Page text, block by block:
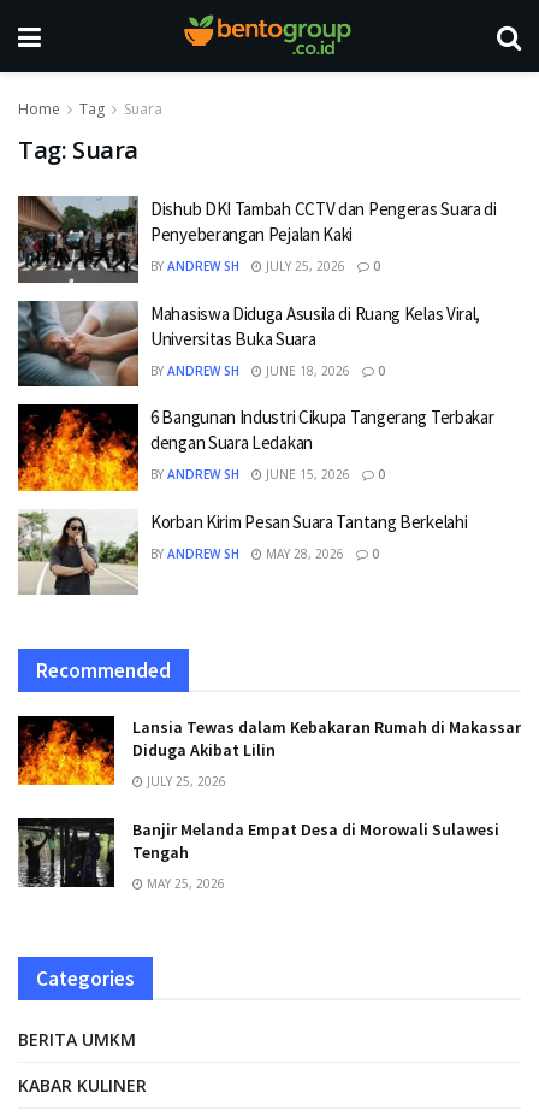
Home Tag Suara
Tag: Suara
Dishub DKI Tambah CCTV dan Pengeras Suara di
Penyeberangan Pejalan Kaki
BY ANDREW SH JULY 25, 2026 0
Mahasiswa Diduga Asusila di Ruang Kelas Viral,
Universitas Buka Suara
BY ANDREW SH JUNE 18, 2026 0
6 Bangunan Industri Cikupa Tangerang Terbakar
dengan Suara Ledakan
BY ANDREW SH JUNE 15, 2026 0
Korban Kirim Pesan Suara Tantang Berkelahi
BY ANDREW SH MAY 28, 2026 0
Recommended
Lansia Tewas dalam Kebakaran Rumah di Makassar
Diduga Akibat Lilin
JULY 25, 2026
Banjir Melanda Empat Desa di Morowali Sulawesi
Tengah
MAY 25, 2026
Categories
BERITA UMKM
KABAR KULINER